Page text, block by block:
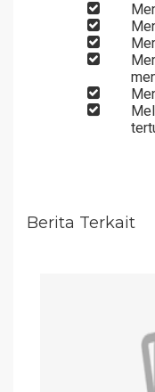
Berita Terkait